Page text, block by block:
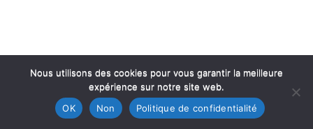
Nous utilisons des cookies pour vous garantir la meilleure
expérience sur notre site web.
OK
Non Politique de confidentialité